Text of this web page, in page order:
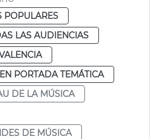
POPULARES
LAS AUDIENCIAS
EN PORTADA TEMÁTICA
DE LA MÚSICA
DE MÚSICA